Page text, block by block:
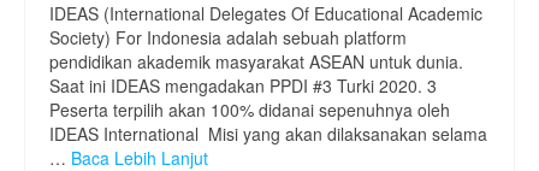
IDEAS (International Delegates Of Educational Academic
Society) For Indonesia adalah sebuah platform
pendidikan akademik masyarakat ASEAN untuk dunia.
Saat ini IDEAS mengadakan PPDI #3 Turki 2020.⁣ 3
Peserta terpilih akan 100% didanai sepenuhnya oleh
IDEAS International ⁣ Misi yang akan dilaksanakan selama
… Baca Lebih Lanjut